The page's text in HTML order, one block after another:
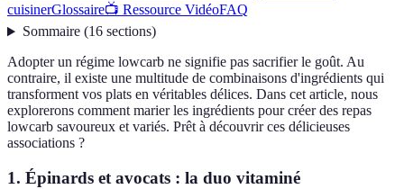
cuisinerGlossaire📺 Ressource VidéoFAQ
Sommaire(16 sections)
Adopter un régime lowcarb ne signifie pas sacrifier le goût. Au
contraire, il existe une multitude de combinaisons d'ingrédients qui
transforment vos plats en véritables délices. Dans cet article, nous
explorerons comment marier les ingrédients pour créer des repas
lowcarb savoureux et variés. Prêt à découvrir ces délicieuses
associations ?
1. Épinards et avocats : la duo vitaminé